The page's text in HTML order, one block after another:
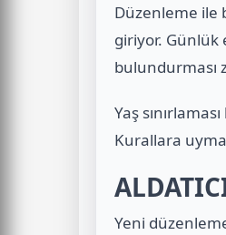
Düzenleme ile
giriyor. Günlük
bulundurması
Yaş
Kurallara
Yeni